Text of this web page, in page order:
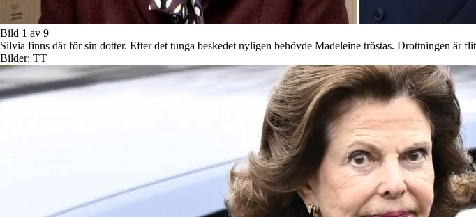
Bild 1 av 9
Silvia finns där för sin dotter. Efter det tunga beskedet nyligen behövde Madeleine tröstas. Drottningen är
Bilder: TT